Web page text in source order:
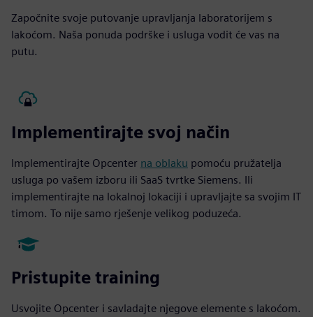
Započnite svoje putovanje upravljanja laboratorijem s
lakoćom. Naša ponuda podrške i usluga vodit će vas na
putu.
Implementirajte svoj način
Implementirajte Opcenter na oblaku pomoću pružatelja
usluga po vašem izboru ili SaaS tvrtke Siemens. Ili
implementirajte na lokalnoj lokaciji i upravljajte sa svojim IT
timom. To nije samo rješenje velikog poduzeća.
Pristupite training
Usvojite Opcenter i savladajte njegove elemente s lakoćom.